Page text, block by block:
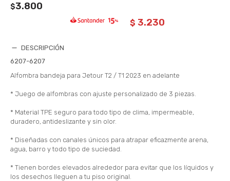
$3.800
$ 3.230
DESCRIPCIÓN
6207-6207
Alfombra bandeja para Jetour T2 / T1 2023 en adelante
* Juego de alfombras con ajuste personalizado de 3 piezas.
* Material TPE seguro para todo tipo de clima, impermeable,
duradero, antideslizante y sin olor.
* Diseñadas con canales únicos para atrapar eficazmente arena,
agua, barro y todo tipo de suciedad.
* Tienen bordes elevados alrededor para evitar que los líquidos y
los desechos lleguen a tu piso original.